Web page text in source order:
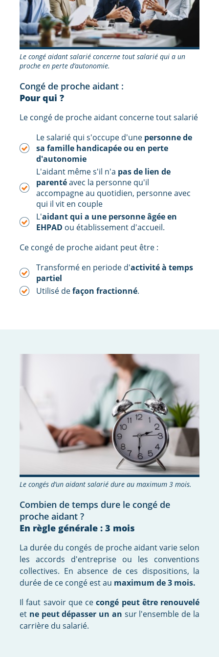
Congé de proche aidant :
Pour qui ?
Le congé de proche aidant concerne tout salarié
Le salarié qui s'occupe d'une personne de
sa famille handicapée ou en perte
d'autonomie
L'aidant même s'il n'a pas de lien de
parentéavec la personne qu'il
accompagne au quotidien, personne avec
qui il vit en couple
L'aidant qui a une personne âgée en
EHPAD ou établissement d'accueil.
Ce congé de proche aidant peut être :
Transformé en periode d'activité à temps
partiel
Utilisé defaçon fractionné.
Le congé aidant salarié concerne tout salarié qui a un
proche en perte d’autonomie.
Le congés d’un aidant salarié dure au maximum 3 mois.
Combien de temps dure le congé de
proche aidant ?
En règle générale : 3 mois
La durée du congés de proche aidant varie selon
les accords d'entreprise ou les conventions
collectives. En absence de ces dispositions, la
durée de ce congé est au maximum de 3 mois.
Il faut savoir que ce congé peut être renouvelé
et ne peut dépasser un an sur l'ensemble de la
carrière du salarié.